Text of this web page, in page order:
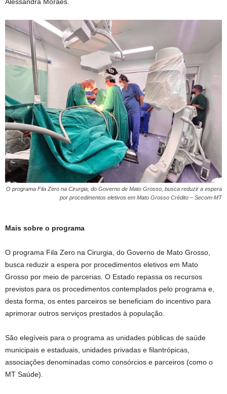
O programa Fila Zero na Cirurgia, do Governo de Mato Grosso, busca reduzir a espera
por procedimentos eletivos em Mato Grosso Crédito – Secom-MT
Mais sobre o programa
O programa Fila Zero na Cirurgia, do Governo de Mato Grosso,
busca reduzir a espera por procedimentos eletivos em Mato
Grosso por meio de parcerias. O Estado repassa os recursos
previstos para os procedimentos contemplados pelo programa e,
desta forma, os entes parceiros se beneficiam do incentivo para
aprimorar outros serviços prestados à população.
São elegíveis para o programa as unidades públicas de saúde
municipais e estaduais, unidades privadas e filantrópicas,
associações denominadas como consórcios e parceiros (como o
MT Saúde).